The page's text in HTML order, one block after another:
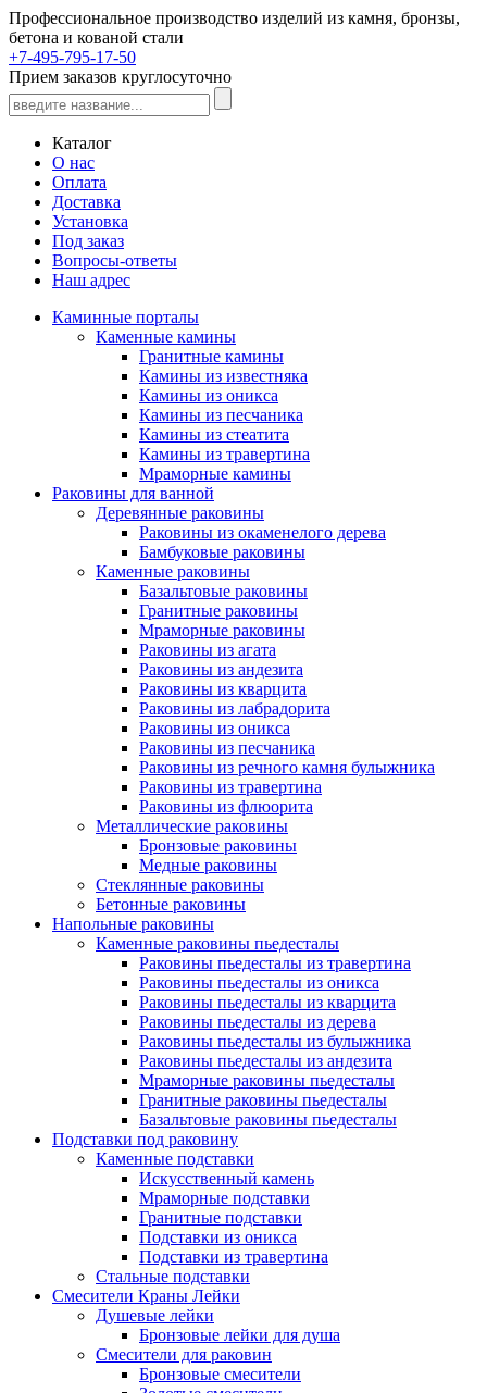
Профессиональное производство изделий из камня, бронзы,
бетона и кованой стали
+7-495-795-17-50
Прием заказов круглосуточно
Каталог
О нас
Оплата
Доставка
Установка
Под заказ
Вопросы-ответы
Наш адрес
Каминные порталы
Каменные камины
Гранитные камины
Камины из известняка
Камины из оникса
Камины из песчаника
Камины из стеатита
Камины из травертина
Мраморные камины
Раковины для ванной
Деревянные раковины
Раковины из окаменелого дерева
Бамбуковые раковины
Каменные раковины
Базальтовые раковины
Гранитные раковины
Мраморные раковины
Раковины из агата
Раковины из андезита
Раковины из кварцита
Раковины из лабрадорита
Раковины из оникса
Раковины из песчаника
Раковины из речного камня булыжника
Раковины из травертина
Раковины из флюорита
Металлические раковины
Бронзовые раковины
Медные раковины
Стеклянные раковины
Бетонные раковины
Напольные раковины
Каменные раковины пьедесталы
Раковины пьедесталы из травертина
Раковины пьедесталы из оникса
Раковины пьедесталы из кварцита
Раковины пьедесталы из дерева
Раковины пьедесталы из булыжника
Раковины пьедесталы из андезита
Мраморные раковины пьедесталы
Гранитные раковины пьедесталы
Базальтовые раковины пьедесталы
Подставки под раковину
Каменные подставки
Искусственный камень
Мраморные подставки
Гранитные подставки
Подставки из оникса
Подставки из травертина
Стальные подставки
Смесители Краны Лейки
Душевые лейки
Бронзовые лейки для душа
Смесители для раковин
Бронзовые смесители